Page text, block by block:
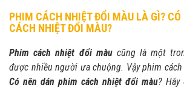
PHIM CÁCH NHIỆT ĐỔI MÀU LÀ GÌ? CÓ
CÁCH NHIỆT ĐỔI MÀU?
Phim cách nhiệt đổi màucũng là một
được nhiều người ưa chuộng. Vậy phim
Có nên dán phim cách nhiệt đổi màu? Hãy